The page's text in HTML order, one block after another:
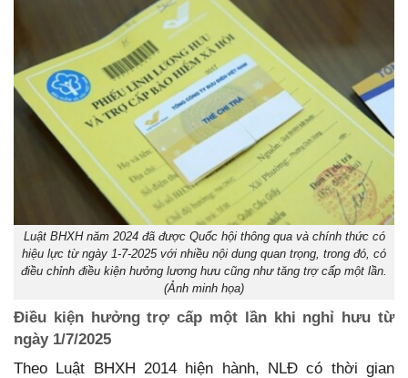
Luật BHXH năm 2024 đã được Quốc hội thông qua và chính thức có
hiệu lực từ ngày 1-7-2025 với nhiều nội dung quan trọng, trong đó, có
điều chỉnh điều kiện hưởng lương hưu cũng như tăng trợ cấp một lần.
(Ảnh minh họa)
Điều kiện hưởng trợ cấp một lần khi nghỉ hưu từ
ngày 1/7/2025
Theo Luật BHXH 2014 hiện hành, NLĐ có thời gian